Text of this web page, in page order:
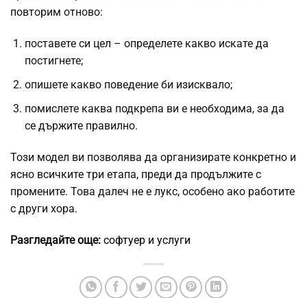
повторим отново:
поставете си цел – определете какво искате да
постигнете;
опишете какво поведение би изисквало;
помислете каква подкрепа ви е необходима, за да
се държите правилно.
Този модел ви позволява да организирате конкретно и
ясно всичките три етапа, преди да продължите с
промените. Това далеч не е лукс, особено ако работите
с други хора.
Разгледайте още: софтуер и услуги